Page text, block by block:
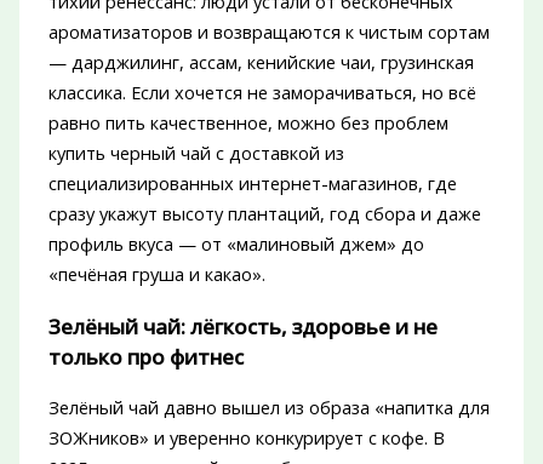
ароматизаторов и возвращаются к чистым сортам
— дарджилинг, ассам, кенийские чаи, грузинская
классика. Если хочется не заморачиваться, но всё
равно пить качественное, можно без проблем
купить черный чай с доставкой из
специализированных интернет-магазинов, где
сразу укажут высоту плантаций, год сбора и даже
профиль вкуса — от «малиновый джем» до
«печёная груша и какао».
Зелёный чай: лёгкость, здоровье и не
только про фитнес
Зелёный чай давно вышел из образа «напитка для
ЗОЖников» и уверенно конкурирует с кофе. В